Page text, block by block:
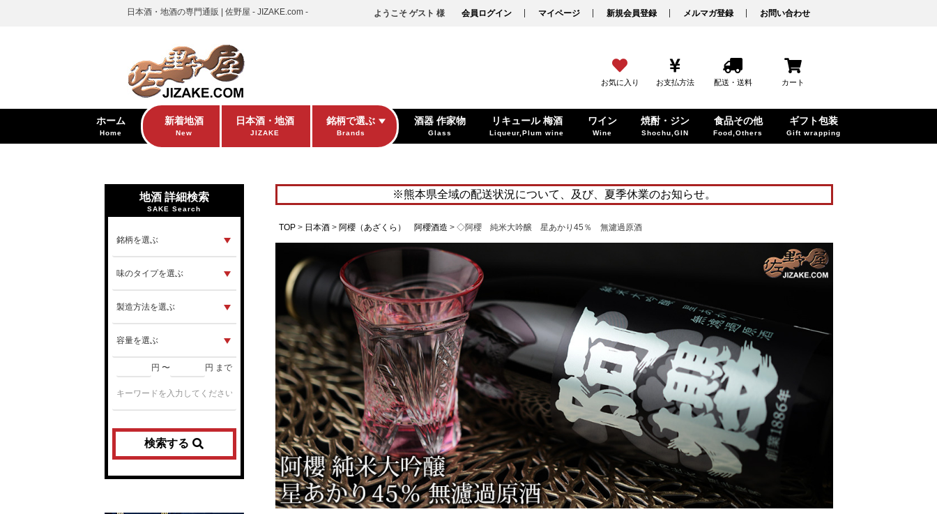
日本酒・地酒の専門通販 | 佐野屋 - JIZAKE.com - ようこそ ゲスト 様 会員ログイン マイページ 新規会員登録 メルマガ登録 お問い合わせ
お気に入り お支払方法 配送・送料 カート
ホーム
Home
新着地酒
New
日本酒・地酒
JIZAKE
銘柄で選ぶ
Brands
酒器 作家物
Glass
リキュール 梅酒
Liqueur,Plum wine
ワイン
Wine
焼酎・ジン
Shochu,GIN
食品その他
Food,Others
ギフト包装
Gift wrapping
地酒 詳細検索
SAKE Search
円 〜 円 まで
検索する
※熊本県全域の配送状況について、及び、夏季休業のお知らせ。
TOP 日本酒 阿櫻（あざくら） 阿櫻酒造 ◇阿櫻 純米大吟醸 星あかり45％ 無濾過原酒